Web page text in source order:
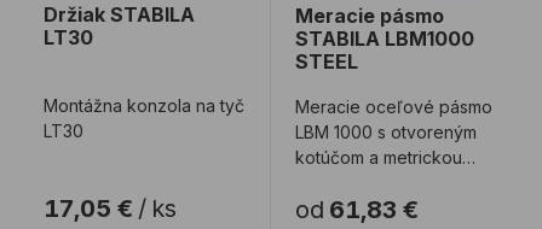
Držiak STABILA
LT30
Montážna konzola na tyč
LT30
17,05 € / ks
Meracie pásmo
STABILA LBM1000
STEEL
Meracie oceľové pásmo
LBM 1000 s otvoreným
kotúčom a metrickou
od 61,83 €